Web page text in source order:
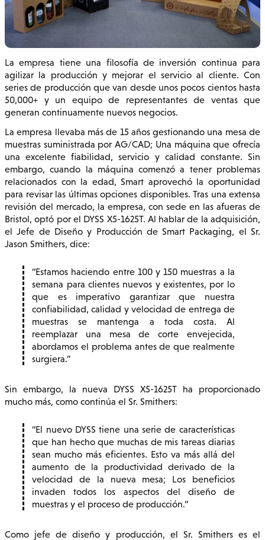
La empresa tiene una filosofía de inversión continua para
agilizar la producción y mejorar el servicio al cliente. Con
series de producción que van desde unos pocos cientos hasta
50,000+ y un equipo de representantes de ventas que
generan continuamente nuevos negocios.
La empresa llevaba más de 15 años gestionando una mesa de
muestras suministrada por AG/CAD; Una máquina que ofrecía
una excelente fiabilidad, servicio y calidad constante. Sin
embargo, cuando la máquina comenzó a tener problemas
relacionados con la edad, Smart aprovechó la oportunidad
para revisar las últimas opciones disponibles. Tras una extensa
revisión del mercado, la empresa, con sede en las afueras de
Bristol, optó por el DYSS X5-1625T. Al hablar de la adquisición,
el Jefe de Diseño y Producción de Smart Packaging, el Sr.
Jason Smithers, dice:
Estamos haciendo entre 100 y 150 muestras a la
semana para clientes nuevos y existentes, por lo
que es imperativo garantizar que nuestra
confiabilidad, calidad y velocidad de entrega de
muestras se mantenga a toda costa. Al
reemplazar una mesa de corte envejecida,
abordamos el problema antes de que realmente
surgiera.
Sin embargo, la nueva DYSS X5-1625T ha proporcionado
mucho más, como continúa el Sr. Smithers:
El nuevo DYSS tiene una serie de características
que han hecho que muchas de mis tareas diarias
sean mucho más eficientes. Esto va más allá del
aumento de la productividad derivado de la
velocidad de la nueva mesa; Los beneficios
invaden todos los aspectos del diseño de
muestras y el proceso de producción.
Como jefe de diseño y producción, el Sr. Smithers es el